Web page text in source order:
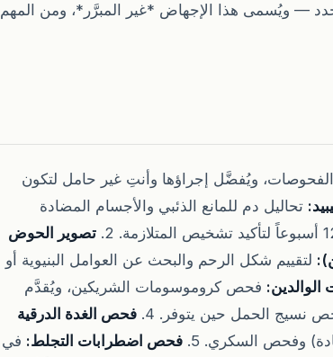
— ويُسمى هذا الإجهاض *غير المبرَّر*، ومن المهم
ويُفضَّل إجراؤها وأنتِ غير حامل لتكون
تحاليل دم للمانع الذئبي والأجسام المضادة
تصوير الحوض
لتقييم شكل الرحم والبحث عن العوامل البنيوية أو
الوالدين: فحص كروموسومات الشريكين، ويُقدَّم
نسيج الحمل حين يتوفر. 4.
فحص الغدة الدرقية
فحص اضطرابات التجلط: في